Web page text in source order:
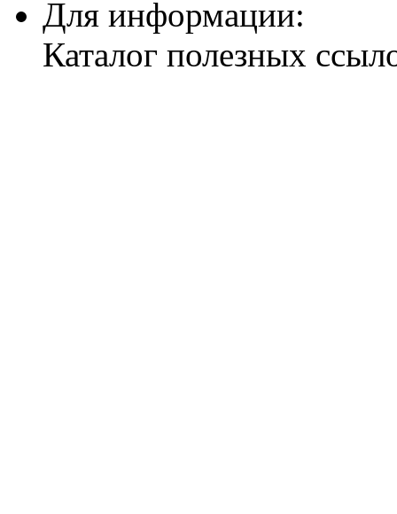
Для информации:
Каталог полезных